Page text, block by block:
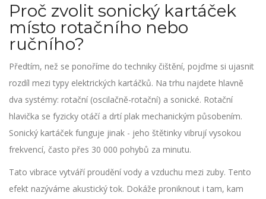
Proč zvolit sonický kartáček
místo rotačního nebo
ručního?
Předtím, než se ponoříme do techniky čištění, pojďme si ujasnit
rozdíl mezi typy elektrických kartáčků. Na trhu najdete hlavně
dva systémy: rotační (oscilačně-rotační) a sonické. Rotační
hlavička se fyzicky otáčí a drtí plak mechanickým působením.
Sonický kartáček funguje jinak - jeho štětinky vibrují vysokou
frekvencí, často přes 30 000 pohybů za minutu.
Tato vibrace vytváří proudění vody a vzduchu mezi zuby. Tento
efekt nazýváme akustický tok. Dokáže proniknout i tam, kam